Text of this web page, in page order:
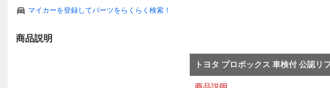
マイカーを登録してパーツをらくらく検索！
商品説明